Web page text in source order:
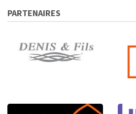
PARTENAIRES